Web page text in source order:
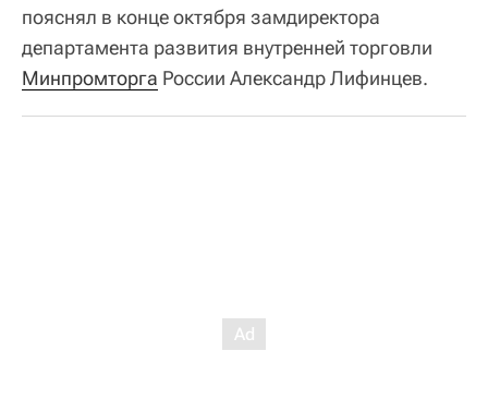
пояснял в конце октября замдиректора
департамента развития внутренней торговли
Минпромторга России Александр Лифинцев.